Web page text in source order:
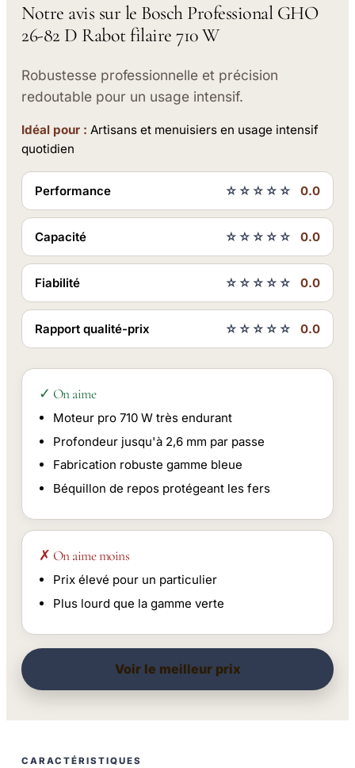
Notre avis sur le Bosch Professional GHO
26-82 D Rabot filaire 710 W
Robustesse professionnelle et précision
redoutable pour un usage intensif.
Idéal pour : Artisans et menuisiers en usage intensif
quotidien
Performance ☆☆☆☆☆ 0.0
Capacité ☆☆☆☆☆ 0.0
Fiabilité ☆☆☆☆☆ 0.0
Rapport qualité-prix ☆☆☆☆☆ 0.0
✓ On aime
Moteur pro 710 W très endurant
Profondeur jusqu'à 2,6 mm par passe
Fabrication robuste gamme bleue
Béquillon de repos protégeant les fers
✗ On aime moins
Prix élevé pour un particulier
Plus lourd que la gamme verte
Voir le meilleur prix
CARACTÉRISTIQUES